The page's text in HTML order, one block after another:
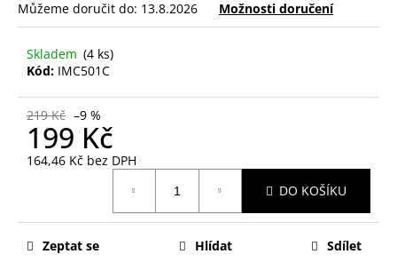
Můžeme doručit do: 13.8.2026 Možnosti doručení
Skladem (4 ks)
Kód: IMC501C
219 Kč –9 %
199 Kč
164,46 Kč bez DPH
DO KOŠÍKU
Zeptat se Hlídat Sdílet
r
u
j
e
m
e
ŘASY
SAMOLEPÍCÍ
WISPY